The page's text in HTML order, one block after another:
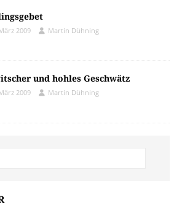
2009 Martin Dühning
und hohles Geschwätz
2009 Martin Dühning